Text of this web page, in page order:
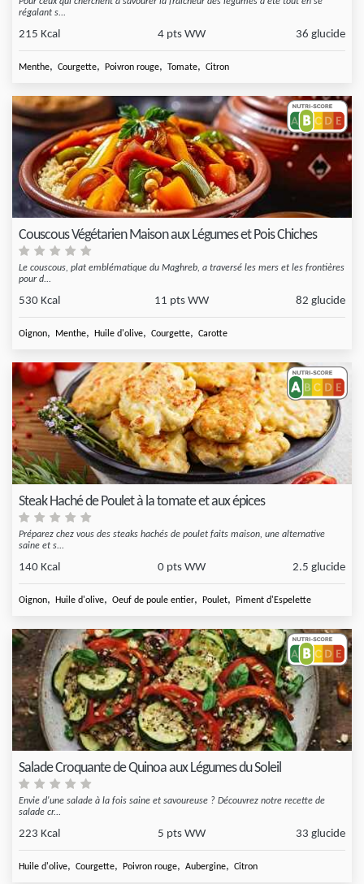
régalant s...
215 Kcal 4 pts WW 36 glucide
Menthe, Courgette, Poivron rouge, Tomate, Citron
Couscous Végétarien Maison aux Légumes et Pois Chiches
Le couscous, plat emblématique du Maghreb, a traversé les mers et les frontières
pour d...
530 Kcal 11 pts WW 82 glucide
Oignon, Menthe, Huile d'olive, Courgette, Carotte
Steak Haché de Poulet à la tomate et aux épices
Préparez chez vous des steaks hachés de poulet faits maison, une alternative
saine et s...
140 Kcal 0 pts WW 2.5 glucide
Oignon, Huile d'olive, Oeuf de poule entier, Poulet, Piment d'Espelette
Salade Croquante de Quinoa aux Légumes du Soleil
Envie d'une salade à la fois saine et savoureuse ? Découvrez notre recette de
salade cr...
223 Kcal 5 pts WW 33 glucide
Huile d'olive, Courgette, Poivron rouge, Aubergine, Citron